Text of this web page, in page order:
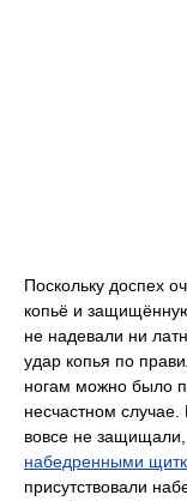
Поскольку доспех
копьё и
не надевали ни
удар копья по
ногам можно было
несчастном
вовсе не
набедренными
присутствовали